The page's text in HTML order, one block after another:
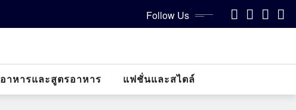
Follow Us
อาหารและสูตรอาหาร แฟชั่นและสไตล์